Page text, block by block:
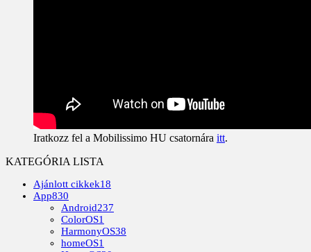
Iratkozz fel a Mobilissimo HU csatornára itt.
KATEGÓRIA LISTA
Ajánlott cikkek18
App830
Android237
ColorOS1
HarmonyOS38
homeOS1